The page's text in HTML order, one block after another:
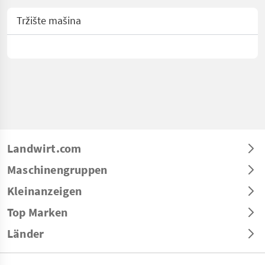
Tržište mašina
Landwirt.com
Maschinengruppen
Kleinanzeigen
Top Marken
Länder